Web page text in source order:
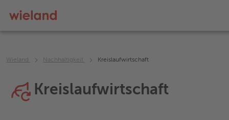
Wieland Nachhaltigkeit Kreislaufwirtschaft
Kreislaufwirtschaft